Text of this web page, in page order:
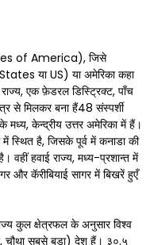
of America), जिसे
या US) या अमेरिका कहा
एक फ़ेडरल डिस्ट्रिक्ट, पाँच
से मिलकर बना हैं48 संस्पर्शी
केन्द्रीय उत्तर अमेरिका में हैं।
में स्थित है, जिसके पूर्व में कनाडा की
वहीं हवाई राज्य, मध्य-प्रशान्त में
और कॅरीबियाई सागर में बिखरें हुएँ
कुल क्षेत्रफल के अनुसार विश्व
चौथा सबसे बड़ा) देश हैं। ३०.५